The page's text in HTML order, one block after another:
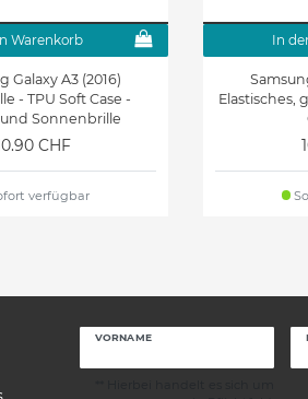
Warenkorb
Galaxy A3 (2016)
- TPU Soft Case -
Sonnenbrille
CHF
verfügbar
In
Elastisches,
VORNAME